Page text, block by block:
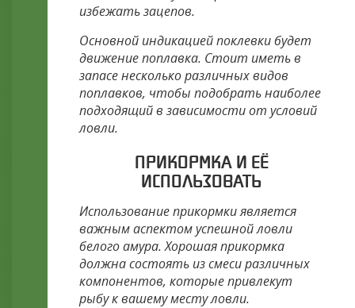
избежать зацепов.
Основной индикацией поклевки будет
движение поплавка. Стоит иметь в
запасе несколько различных видов
поплавков, чтобы подобрать наиболее
подходящий в зависимости от условий
ловли.
ПРИКОРМКА И ЕЁ
ИСПОЛЬЗОВАТЬ
Использование прикормки является
важным аспектом успешной ловли
белого амура. Хорошая прикормка
должна состоять из смеси различных
компонентов, которые привлекут
рыбу к вашему месту ловли.